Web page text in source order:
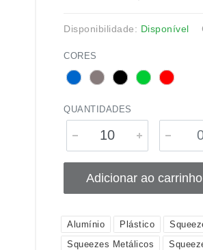
Lanternas
Disponibilidade: Disponível
CORES
QUANTIDADES
Adicionar ao carrinho
Alumínio Plástico
Squeezes Metálicos